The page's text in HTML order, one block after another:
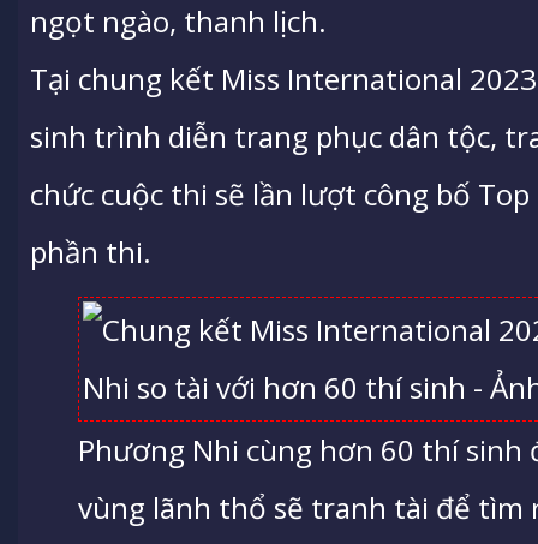
ngọt ngào, thanh lịch.
Tại chung kết Miss International
sinh trình diễn trang phục dân tộc,
chức cuộc thi sẽ lần lượt công bố Top
phần thi.
Phương Nhi cùng hơn 60 thí sinh
vùng lãnh thổ sẽ tranh tài để tìm